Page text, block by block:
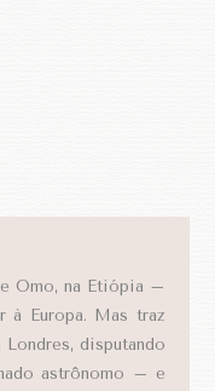
Omo, na Etiópia –
à Europa. Mas traz
disputando
astrônomo – e